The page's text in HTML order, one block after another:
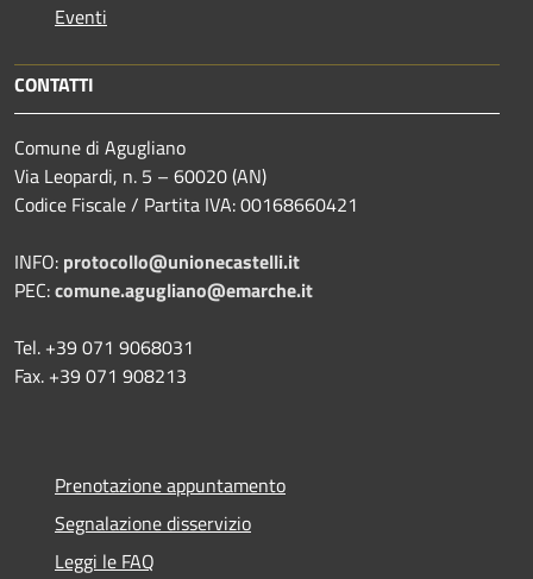
Eventi
CONTATTI
Comune di Agugliano
Via Leopardi, n. 5 – 60020 (AN)
Codice Fiscale / Partita IVA: 00168660421
INFO: protocollo@unionecastelli.it
PEC:comune.agugliano@emarche.it
Tel. +39 071 9068031
Fax. +39 071 908213
Prenotazione appuntamento
Segnalazione disservizio
Leggi le FAQ